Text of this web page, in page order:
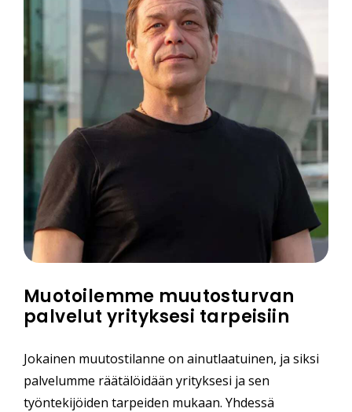
Muotoilemme muutosturvan
palvelut yrityksesi tarpeisiin
Jokainen muutostilanne on ainutlaatuinen, ja siksi
palvelumme räätälöidään yrityksesi ja sen
työntekijöiden tarpeiden mukaan. Yhdessä